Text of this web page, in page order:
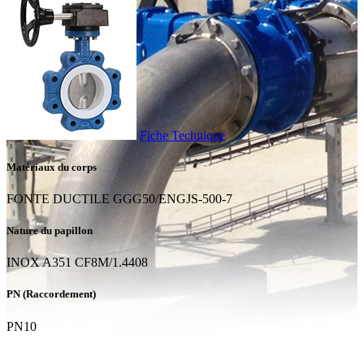
Fiche Technique
Matériaux du corps
FONTE DUCTILE GGG50/ENGJS-500-7
Nature du papillon
INOX A351 CF8M/1.4408
PN (Raccordement)
PN10